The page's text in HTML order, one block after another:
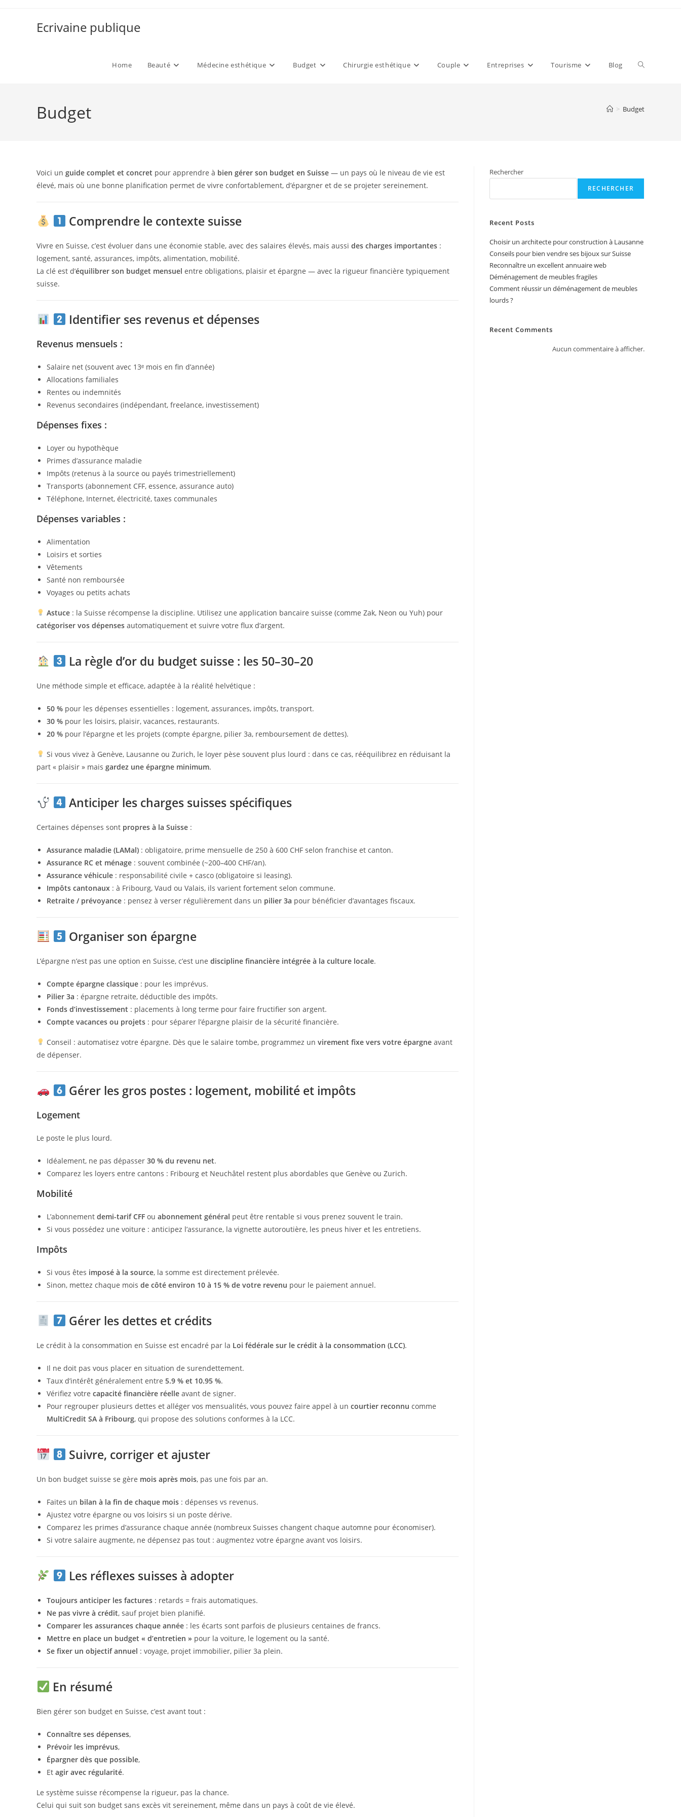
Ecrivaine publique
Home Beauté Médecine esthétique Budget Chirurgie esthétique Couple Entreprises Tourisme Blog Toggle
Budget > Budget
Voici un guide complet et concret pour apprendre à bien gérer son budget en Suisse — un pays où le niveau de vie est
élevé, mais où une bonne planification permet de vivre confortablement, d’épargner et de se projeter sereinement.
Comprendre le contexte suisse
Vivre en Suisse, c’est évoluer dans une économie stable, avec des salaires élevés, mais aussi des charges importantes :
logement, santé, assurances, impôts, alimentation, mobilité.
La clé est d’équilibrer son budget mensuel entre obligations, plaisir et épargne — avec la rigueur financière typiquement
suisse.
Identifier ses revenus et dépenses
Revenus mensuels :
Salaire net (souvent avec 13ᵉ mois en fin d’année)
Allocations familiales
Rentes ou indemnités
Revenus secondaires (indépendant, freelance, investissement)
Dépenses fixes :
Loyer ou hypothèque
Primes d’assurance maladie
Impôts (retenus à la source ou payés trimestriellement)
Transports (abonnement CFF, essence, assurance auto)
Téléphone, Internet, électricité, taxes communales
Dépenses variables :
Alimentation
Loisirs et sorties
Vêtements
Santé non remboursée
Voyages ou petits achats
Astuce: la Suisse récompense la discipline. Utilisez une application bancaire suisse (comme Zak, Neon ou Yuh) pour
catégoriser vos dépenses automatiquement et suivre votre flux d’argent.
La règle d’or du budget suisse : les 50–30–20
Une méthode simple et efficace, adaptée à la réalité helvétique :
50 % pour les dépenses essentielles : logement, assurances, impôts, transport.
30 % pour les loisirs, plaisir, vacances, restaurants.
20 % pour l’épargne et les projets (compte épargne, pilier 3a, remboursement de dettes).
Si vous vivez à Genève, Lausanne ou Zurich, le loyer pèse souvent plus lourd : dans ce cas, rééquilibrez en réduisant la
part « plaisir » mais gardez une épargne minimum.
Anticiper les charges suisses spécifiques
Certaines dépenses sont propres à la Suisse :
Assurance maladie (LAMal) : obligatoire, prime mensuelle de 250 à 600 CHF selon franchise et canton.
Assurance RC et ménage : souvent combinée (~200–400 CHF/an).
Assurance véhicule : responsabilité civile + casco (obligatoire si leasing).
Impôts cantonaux : à Fribourg, Vaud ou Valais, ils varient fortement selon commune.
Retraite / prévoyance : pensez à verser régulièrement dans un pilier 3a pour bénéficier d’avantages fiscaux.
Organiser son épargne
L’épargne n’est pas une option en Suisse, c’est une discipline financière intégrée à la culture locale.
Compte épargne classique : pour les imprévus.
Pilier 3a : épargne retraite, déductible des impôts.
Fonds d’investissement : placements à long terme pour faire fructifier son argent.
Compte vacances ou projets : pour séparer l’épargne plaisir de la sécurité financière.
Conseil : automatisez votre épargne. Dès que le salaire tombe, programmez un virement fixe vers votre épargneavant
de dépenser.
Gérer les gros postes : logement, mobilité et impôts
Logement
Le poste le plus lourd.
Idéalement, ne pas dépasser 30 % du revenu net.
Comparez les loyers entre cantons : Fribourg et Neuchâtel restent plus abordables que Genève ou Zurich.
Mobilité
L’abonnement demi-tarif CFF ou abonnement général peut être rentable si vous prenez souvent le train.
Si vous possédez une voiture : anticipez l’assurance, la vignette autoroutière, les pneus hiver et les entretiens.
Impôts
Si vous êtes imposé à la source, la somme est directement prélevée.
Sinon, mettez chaque mois de côté environ 10 à 15 % de votre revenu pour le paiement annuel.
Gérer les dettes et crédits
Le crédit à la consommation en Suisse est encadré par la Loi fédérale sur le crédit à la consommation (LCC).
Il ne doit pas vous placer en situation de surendettement.
Taux d’intérêt généralement entre 5.9 % et 10.95 %.
Vérifiez votre capacité financière réelle avant de signer.
Pour regrouper plusieurs dettes et alléger vos mensualités, vous pouvez faire appel à un courtier reconnu comme
MultiCredit SA à Fribourg, qui propose des solutions conformes à la LCC.
Suivre, corriger et ajuster
Un bon budget suisse se gère mois après mois, pas une fois par an.
Faites un bilan à la fin de chaque mois : dépenses vs revenus.
Ajustez votre épargne ou vos loisirs si un poste dérive.
Comparez les primes d’assurance chaque année (nombreux Suisses changent chaque automne pour économiser).
Si votre salaire augmente, ne dépensez pas tout : augmentez votre épargne avant vos loisirs.
Les réflexes suisses à adopter
Toujours anticiper les factures : retards = frais automatiques.
Ne pas vivre à crédit, sauf projet bien planifié.
Comparer les assurances chaque année : les écarts sont parfois de plusieurs centaines de francs.
Mettre en place un budget « d’entretien » pour la voiture, le logement ou la santé.
Se fixer un objectif annuel : voyage, projet immobilier, pilier 3a plein.
En résumé
Bien gérer son budget en Suisse, c’est avant tout :
Connaître ses dépenses,
Prévoir les imprévus,
Épargner dès que possible,
Et agir avec régularité.
Le système suisse récompense la rigueur, pas la chance.
Celui qui suit son budget sans excès vit sereinement, même dans un pays à coût de vie élevé.
Rechercher
RECHERCHER
Recent Posts
Choisir un architecte pour construction à Lausanne
Conseils pour bien vendre ses bijoux sur Suisse
Reconnaître un excellent annuaire web
Déménagement de meubles fragiles
Comment réussir un déménagement de meubles
lourds ?
Recent Comments
Aucun commentaire à afficher.